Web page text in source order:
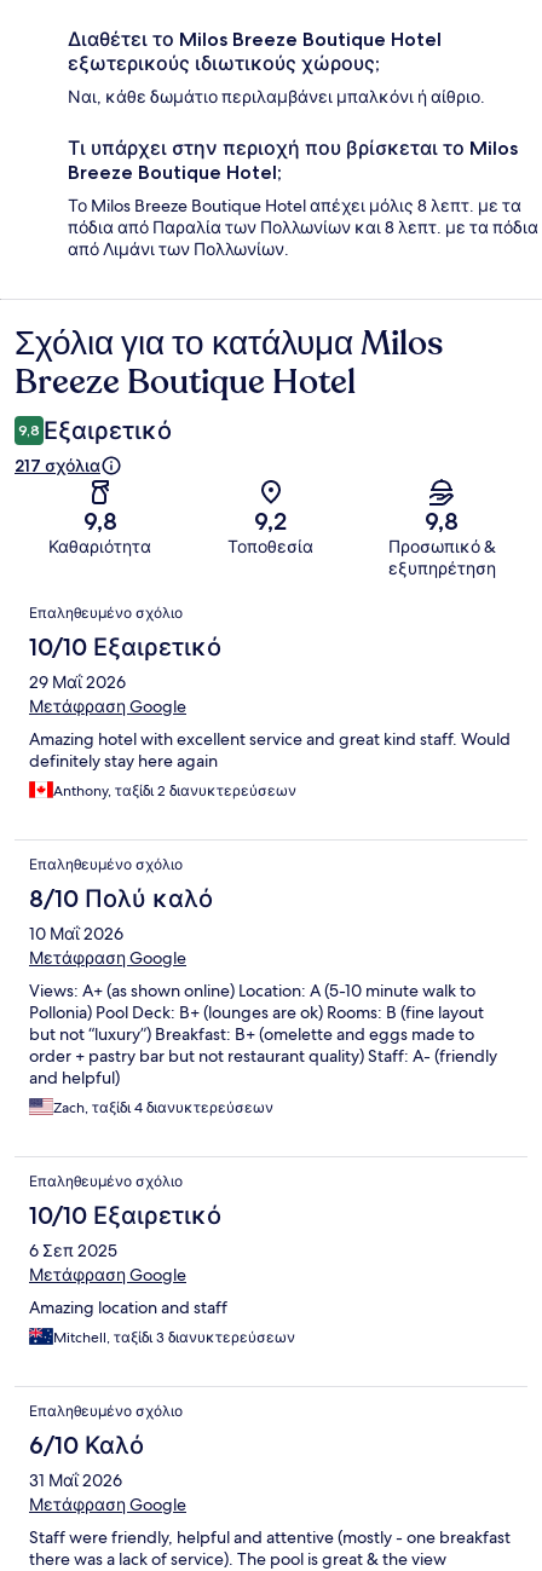
Διαθέτει το Milos Breeze Boutique Hotel
εξωτερικούς ιδιωτικούς χώρους;
Ναι, κάθε δωμάτιο περιλαμβάνει μπαλκόνι ή αίθριο.
Τι υπάρχει στην περιοχή που βρίσκεται το Milos
Breeze Boutique Hotel;
Το Milos Breeze Boutique Hotel απέχει μόλις 8 λεπτ. με τα
πόδια από Παραλία των Πολλωνίων και 8 λεπτ. με τα πόδια
από Λιμάνι των Πολλωνίων.
Σχόλια
Σχόλια για το κατάλυμα Milos
Breeze Boutique Hotel
9,8 Εξαιρετικό
217 σχόλια
9,8
Καθαριότητα
9,2
Τοποθεσία
9,8
Προσωπικό &
εξυπηρέτηση
Σχόλια
Επαληθευμένο σχόλιο
10/10 Εξαιρετικό
29 Μαΐ 2026
Μετάφραση Google
Amazing hotel with excellent service and great kind staff. Would
definitely stay here again
Anthony, ταξίδι 2 διανυκτερεύσεων
Επαληθευμένο σχόλιο
8/10 Πολύ καλό
10 Μαΐ 2026
Μετάφραση Google
Views: A+ (as shown online) Location: A (5-10 minute walk to
Pollonia) Pool Deck: B+ (lounges are ok) Rooms: B (fine layout
but not “luxury”) Breakfast: B+ (omelette and eggs made to
order + pastry bar but not restaurant quality) Staff: A- (friendly
and helpful)
Zach, ταξίδι 4 διανυκτερεύσεων
Επαληθευμένο σχόλιο
10/10 Εξαιρετικό
6 Σεπ 2025
Μετάφραση Google
Amazing location and staff
Mitchell, ταξίδι 3 διανυκτερεύσεων
Επαληθευμένο σχόλιο
6/10 Καλό
31 Μαΐ 2026
Μετάφραση Google
Staff were friendly, helpful and attentive (mostly - one breakfast
there was a lack of service). The pool is great & the view